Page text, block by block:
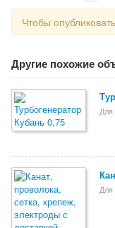
Чтобы
Другие похожие
Для
Для